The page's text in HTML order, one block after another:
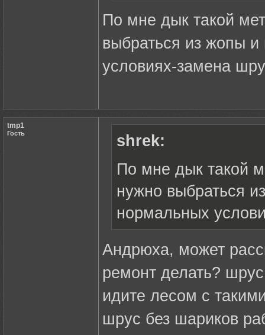
По мне дык такой
выбраться из жопы
условиях-замена
tmp1
Гость
shrek:
По мне дык такой
нужно выбраться
нормальных
Андрюха, может
ремонт делать?
идите лесом с
шрус без шариков